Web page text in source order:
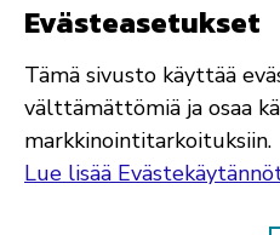
Evästeasetukset
Tämä sivusto käyttää
välttämättömiä ja osaa
markkinointitarkoituksiin.
Lue lisää